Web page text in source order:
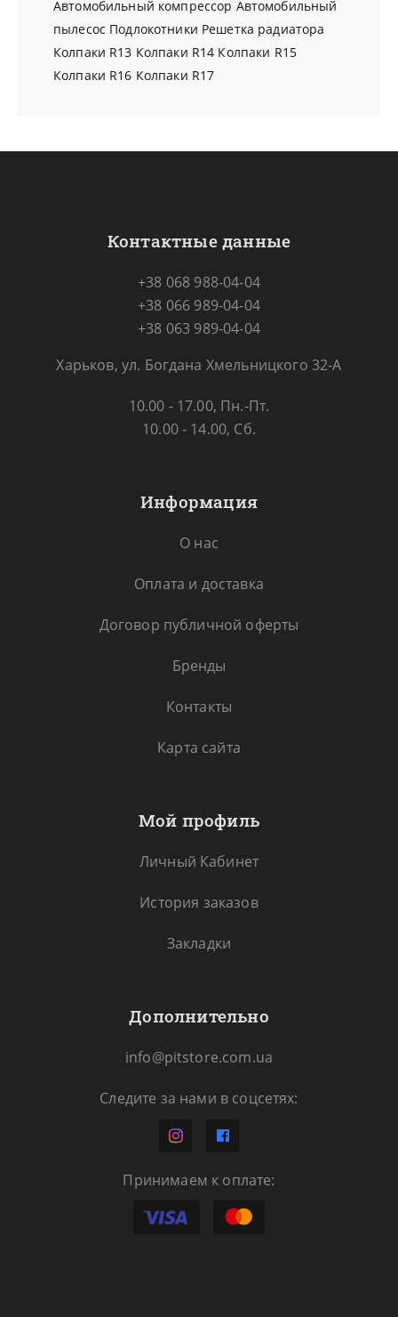
Автомобильный компрессор Автомобильный
пылесос Подлокотники Решетка радиатора
Колпаки R13 Колпаки R14 Колпаки R15
Колпаки R16 Колпаки R17
Контактные данные
+38 068 988-04-04
+38 066 989-04-04
+38 063 989-04-04
Харьков, ул. Богдана Хмельницкого 32-А
10.00 - 17.00, Пн.-Пт.
10.00 - 14.00, Сб.
Информация
О нас
Оплата и доставка
Договор публичной оферты
Бренды
Контакты
Карта сайта
Мой профиль
Личный Кабинет
История заказов
Закладки
Дополнительно
info@pitstore.com.ua
Следите за нами в соцсетях:
Принимаем к оплате: